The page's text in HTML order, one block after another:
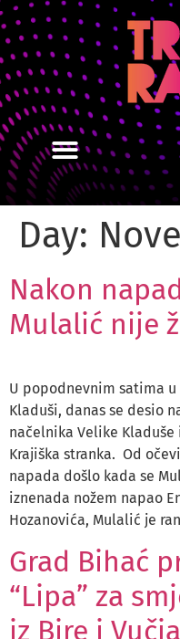
Day:
Nakon
Mulalić nije
U popodnevnim satima
Kladuši, danas se desio
načelnika Velike
Krajiška stranka. Od
napada došlo kada se
iznenada nožem napao
Hozanovića, Mulalić je
Grad Bihać
“Lipa” za
iz Bire i